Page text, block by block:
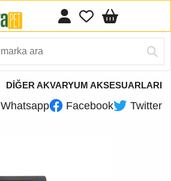
DİĞER AKVARYUM AKSESUARLARI
Whatsapp Facebook Twitter